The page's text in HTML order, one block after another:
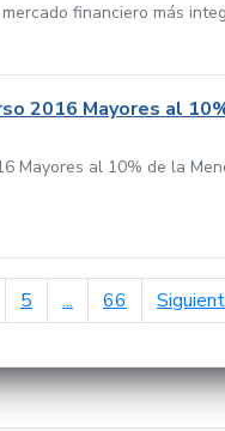
financiero más
2016 Mayores al
Mayores al 10% de la
5 ... 66